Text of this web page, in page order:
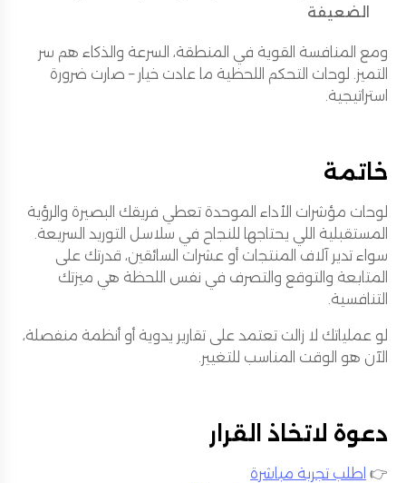
الضعيفة
ومع المنافسة القوية في المنطقة، السرعة والذكاء هم سر
التميز. لوحات التحكم اللحظية ما عادت خيار – صارت ضرورة
استراتيجية.
خاتمة
لوحات مؤشرات الأداء الموحدة تعطي فريقك البصيرة والرؤية
المستقبلية اللي يحتاجها للنجاح في سلاسل التوريد السريعة.
سواء تدير آلاف المنتجات أو عشرات السائقين، قدرتك على
المتابعة والتوقع والتصرف في نفس اللحظة هي ميزتك
التنافسية.
لو عملياتك لا زالت تعتمد على تقارير يدوية أو أنظمة منفصلة،
الآن هو الوقت المناسب للتغيير.
دعوة لاتخاذ القرار
👉 اطلب تجربة مباشرة